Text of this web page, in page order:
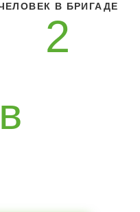
В БРИГАДЕ
2